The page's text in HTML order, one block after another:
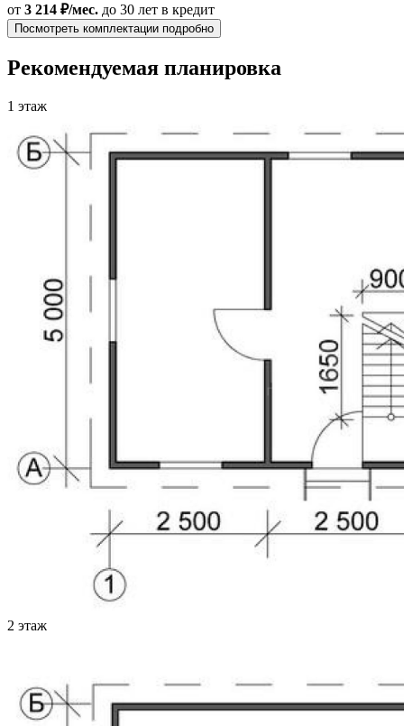
от 3 214 ₽/мес. до 30 лет в кредит
Посмотреть комплектации подробно
Рекомендуемая планировка
1 этаж
2 этаж